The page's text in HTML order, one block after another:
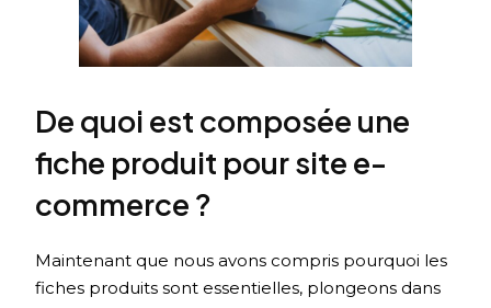
De quoi est composée une
fiche produit pour site e-
commerce ?
Maintenant que nous avons compris pourquoi les
fiches produits sont essentielles, plongeons dans